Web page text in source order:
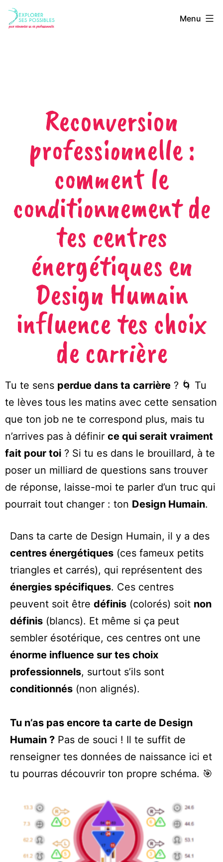
Menu
Reconversion
professionnelle :
comment le
conditionnement de
tes centres
énergétiques en
Design Humain
influence tes choix
de carrière
Tu te sens perdue dans ta carrière ? 🌀 Tu
te lèves tous les matins avec cette sensation
que ton job ne te correspond plus, mais tu
n’arrives pas à définir ce qui serait vraiment
fait pour toi ? Si tu es dans le brouillard, à te
poser un milliard de questions sans trouver
de réponse, laisse-moi te parler d’un truc qui
pourrait tout changer : ton Design Humain.
Dans ta carte de Design Humain, il y a des
centres énergétiques (ces fameux petits
triangles et carrés), qui représentent des
énergies spécifiques. Ces centres
peuvent soit être définis (colorés) soit non
définis (blancs). Et même si ça peut
sembler ésotérique, ces centres ont une
énorme influence sur tes choix
professionnels, surtout s’ils sont
conditionnés (non alignés).
Tu n’as pas encore ta carte de Design
Humain ? Pas de souci ! Il te suffit de
renseigner tes données de naissance ici et
tu pourras découvrir ton propre schéma. 🎯